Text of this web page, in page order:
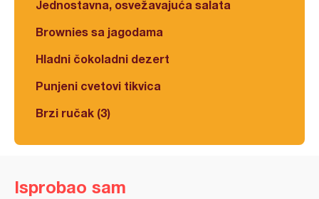
Jednostavna, osvežavajuća salata
Brownies sa jagodama
Hladni čokoladni dezert
Punjeni cvetovi tikvica
Brzi ručak (3)
Isprobao sam